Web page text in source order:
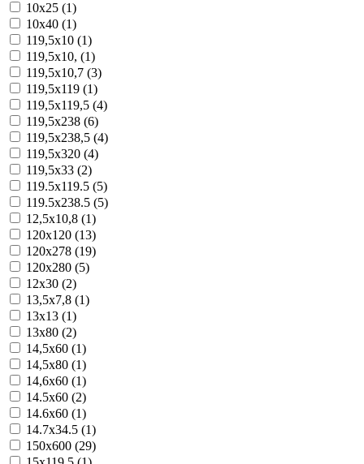
10x25 (1)
10x40 (1)
119,5x10 (1)
119,5x10, (1)
119,5x10,7 (3)
119,5x119 (1)
119,5x119,5 (4)
119,5x238 (6)
119,5x238,5 (4)
119,5x320 (4)
119,5x33 (2)
119.5x119.5 (5)
119.5x238.5 (5)
12,5x10,8 (1)
120x120 (13)
120x278 (19)
120x280 (5)
12x30 (2)
13,5x7,8 (1)
13x13 (1)
13x80 (2)
14,5x60 (1)
14,5x80 (1)
14,6x60 (1)
14.5x60 (2)
14.6x60 (1)
14.7x34.5 (1)
150x600 (29)